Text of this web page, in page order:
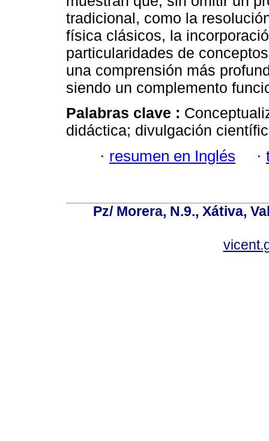
tradicional, como la
física clásicos, la
particularidades de
una comprensión más
siendo un complemento
Palabras clave :
didáctica; divulgación
· resumen en Inglés ·
Pz/ Morera, N.9., Xátiva,